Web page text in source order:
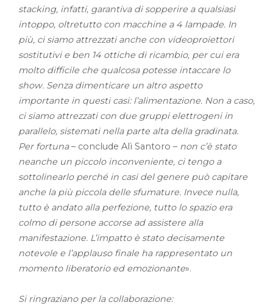
stacking, infatti, garantiva di sopperire a qualsiasi
intoppo, oltretutto con macchine a 4 lampade. In
più, ci siamo attrezzati anche con videoproiettori
sostitutivi e ben 14 ottiche di ricambio, per cui era
molto difficile che qualcosa potesse intaccare lo
show. Senza dimenticare un altro aspetto
importante in questi casi: l’alimentazione. Non a caso,
ci siamo attrezzati con due gruppi elettrogeni in
parallelo, sistemati nella parte alta della gradinata.
Per fortuna– conclude Alì Santoro – non c’è stato
neanche un piccolo inconveniente, ci tengo a
sottolinearlo perché in casi del genere può capitare
anche la più piccola delle sfumature. Invece nulla,
tutto è andato alla perfezione, tutto lo spazio era
colmo di persone accorse ad assistere alla
manifestazione. L’impatto è stato decisamente
notevole e l’applauso finale ha rappresentato un
momento liberatorio ed emozionante».
Si ringraziano per la collaborazione: